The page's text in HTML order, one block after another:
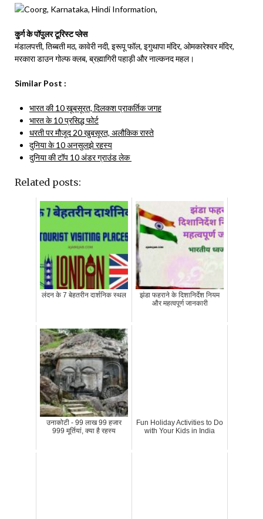
कु्र्ग के पॉपुलर टूरिस्ट प्लेस
मंडालपत्ती, तिब्बती मठ, कावेरी नदी, इरूपू फॉल, इगुथापा मंदिर, ओमकारेश्वर मंदिर,
मरकारा डाउन गोल्फ क्लब, ब्रह्मागिरी पहाड़ी और नाल्कनद महल।
Similar Post :
भारत की 10 खूबसूरत, दिलकश प्राकर्तिक जगह
भारत के 10 प्रसिद्ध फोर्ट
धरती पर मौजूद 20 खुबसूरत, अलौकिक रास्ते
दुनिया के 10 अनसुलझे रहस्य
दुनिया की टॉप 10 अंडर ग्राउंड लेक
Related posts:
लंदन के 7 बेहतरीन दार्शनिक स्थल
झंडा फहराने के दिशानिर्देश नियम
और महत्वपूर्ण जानकारी
उनाकोटी - 99 लाख 99 हजार
999 मूर्तियां, क्या है रहस्य
Fun Holiday Activities to Do
with Your Kids in India